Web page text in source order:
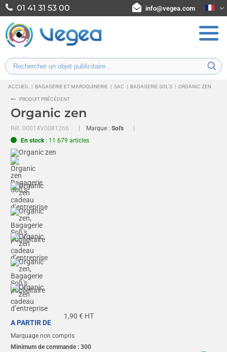
01 41 31 53 00 info@vegea.com
ACCUEIL | BAGAGERIE ET MAROQUINERIE | SAC | BAGAGERIE SOL'S | ORGANIC ZEN
PRODUIT PRÉCÉDENT
Organic zen
Réf.00014V0081266 Marque :Sol's
En stock: 11 679 articles
1,90€ HT
A PARTIR DE
Marquage non compris
Minimum de commande :300